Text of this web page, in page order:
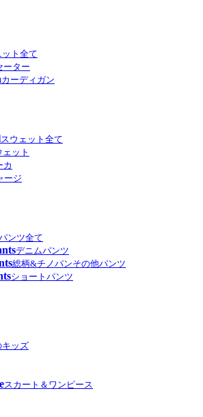
ット全て
ーター
カーディガン
スウェット全て
ェット
カ
ージ
ンツ全て
デニムパンツ
総柄&チノパンその他パンツ
ショートパンツ
キッズ
スカート＆ワンピース